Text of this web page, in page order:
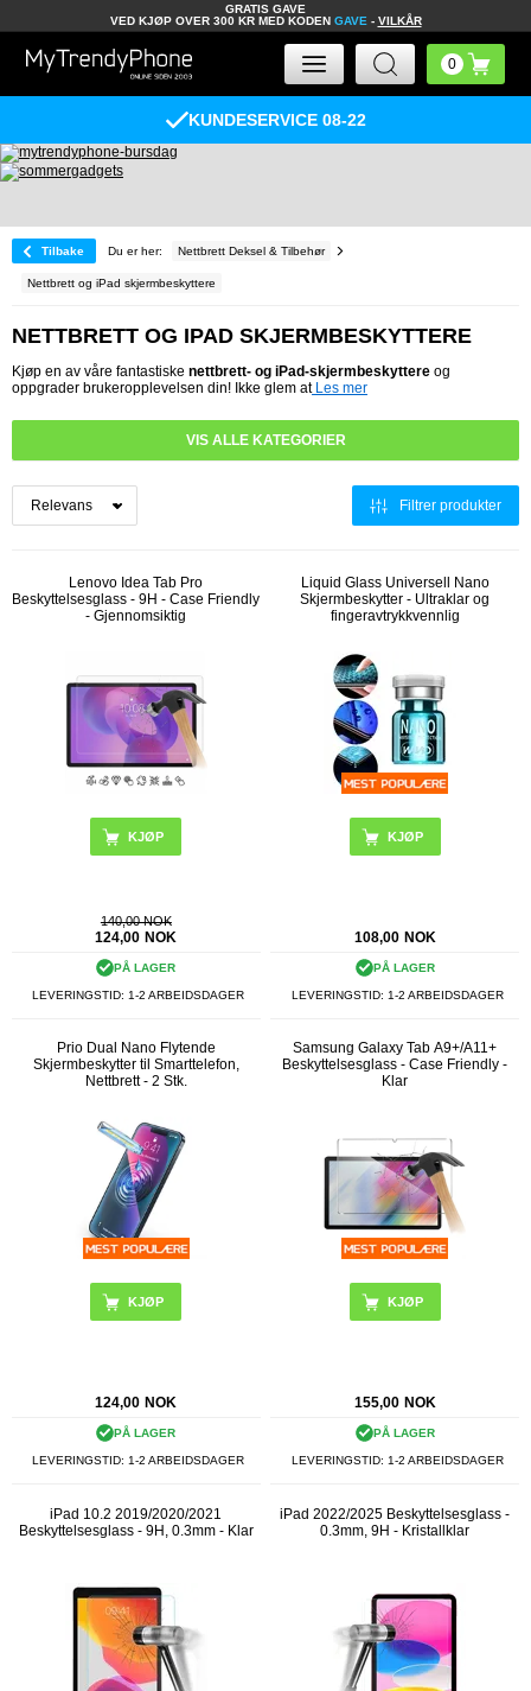
GRATIS GAVE
VED KJØP OVER 300 KR MED KODEN GAVE - VILKÅR
KUNDESERVICE 08-22
Tilbake Du er her: Nettbrett Deksel & Tilbehør
Nettbrett og iPad skjermbeskyttere
NETTBRETT OG IPAD SKJERMBESKYTTERE
Kjøp en av våre fantastiske nettbrett- og iPad-skjermbeskyttere og
oppgrader brukeropplevelsen din! Ikke glem atLes mer
VIS ALLE KATEGORIER
Filtrer produkter
Lenovo Idea Tab Pro
Beskyttelsesglass - 9H - Case Friendly
- Gjennomsiktig
140,00 NOK
124,00 NOK
PÅ LAGER
LEVERINGSTID: 1-2 ARBEIDSDAGER
Liquid Glass Universell Nano
Skjermbeskytter - Ultraklar og
fingeravtrykkvennlig
108,00 NOK
PÅ LAGER
LEVERINGSTID: 1-2 ARBEIDSDAGER
Prio Dual Nano Flytende
Skjermbeskytter til Smarttelefon,
Nettbrett - 2 Stk.
124,00 NOK
PÅ LAGER
LEVERINGSTID: 1-2 ARBEIDSDAGER
Samsung Galaxy Tab A9+/A11+
Beskyttelsesglass - Case Friendly -
Klar
155,00 NOK
PÅ LAGER
LEVERINGSTID: 1-2 ARBEIDSDAGER
iPad 10.2 2019/2020/2021
Beskyttelsesglass - 9H, 0.3mm - Klar
iPad 2022/2025 Beskyttelsesglass -
0.3mm, 9H - Kristallklar